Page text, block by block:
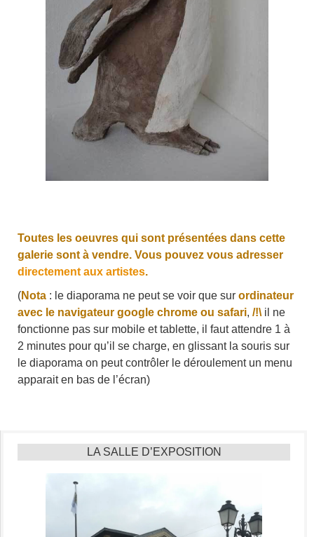
Toutes les oeuvres qui sont présentées dans cette
galerie sont à vendre. Vous pouvez vous adresser
directement aux artistes.
(Nota : le diaporama ne peut se voir que sur ordinateur
avec le navigateur google chrome ou safari, /!\ il ne
fonctionne pas sur mobile et tablette, il faut attendre 1 à
2 minutes pour qu’il se charge, en glissant la souris sur
le diaporama on peut contrôler le déroulement un menu
apparait en bas de l’écran)
LA SALLE D’EXPOSITION